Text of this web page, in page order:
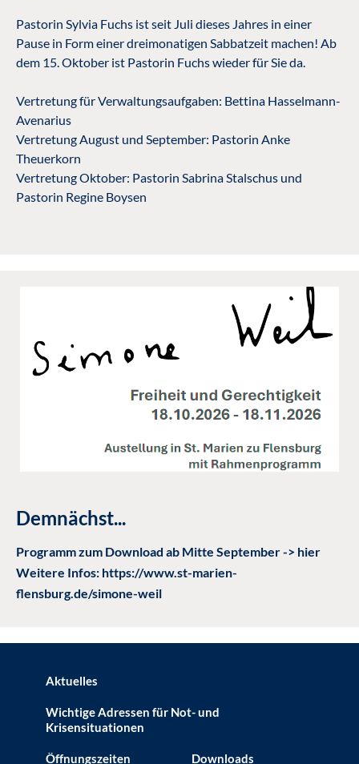
Pastorin Sylvia Fuchs ist seit Juli dieses Jahres in einer
Pause in Form einer dreimonatigen Sabbatzeit machen! Ab
dem 15. Oktober ist Pastorin Fuchs wieder für Sie da.
Vertretung für Verwaltungsaufgaben: Bettina Hasselmann-
Avenarius
Vertretung August und September: Pastorin Anke
Theuerkorn
Vertretung Oktober: Pastorin Sabrina Stalschus und
Pastorin Regine Boysen
Demnächst...
Programm zum Download ab Mitte September-> hier
Weitere Infos: https://www.st-marien-
flensburg.de/simone-weil
Aktuelles
Wichtige Adressen für Not- und
Krisensituationen
Öffnungszeiten Downloads